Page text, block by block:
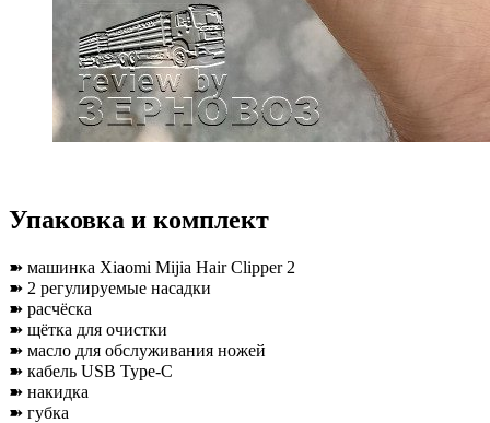
Упаковка и комплект
➽ машинка Xiaomi Mijia Hair Clipper 2
➽ 2 регулируемые насадки
➽ расчёска
➽ щётка для очистки
➽ масло для обслуживания ножей
➽ кабель USB Type-C
➽ накидка
➽ губка